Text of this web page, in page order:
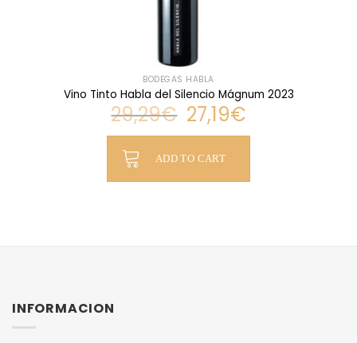
BODEGAS HABLA
Vino Tinto Habla del Silencio Mágnum 2023
29,29€ Original
price
was:
29,29€.
27,19€Current
price
27,19€.
Original
price
was:
29,29€.
Current
price
27,19€.
ADD TO CART
INFORMACION